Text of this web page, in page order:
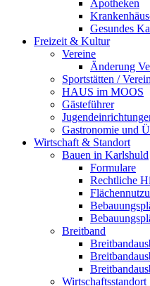
Apotheken
Gesundes
Freizeit & Kultur
Vereine
Änderung
Sportstätten /
HAUS im MOOS
Gästeführer
Gastronomie und
Wirtschaft & Standort
Bauen in Karlshuld
Formulare
Rechtliche
Breitband
Wirtschaftsstandort